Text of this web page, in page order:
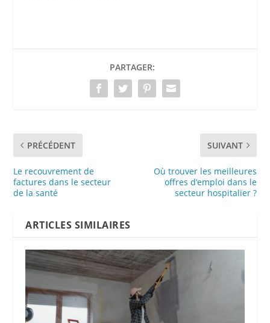
PARTAGER:
PRÉCÉDENT
Le recouvrement de
factures dans le secteur
de la santé
SUIVANT
Où trouver les meilleures
offres d’emploi dans le
secteur hospitalier ?
ARTICLES SIMILAIRES